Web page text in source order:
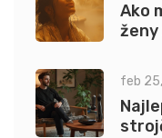
Ako
feb